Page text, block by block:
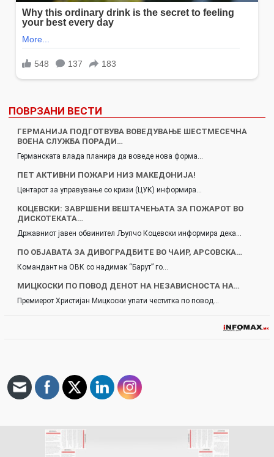
ПОВРЗАНИ ВЕСТИ
ГЕРМАНИЈА ПОДГОТВУВА ВОВЕДУВАЊЕ ШЕСТМЕСЕЧНА
ВОЕНА СЛУЖБА ПОРАДИ…
Германската влада планира да воведе нова форма…
ПЕТ АКТИВНИ ПОЖАРИ НИЗ МАКЕДОНИЈА!
Центарот за управување со кризи (ЦУК) информира…
КОЦЕВСКИ: ЗАВРШЕНИ ВЕШТАЧЕЊАТА ЗА ПОЖАРОТ ВО
ДИСКОТЕКАТА…
Државниот јавен обвинител Љупчо Коцевски информира дека…
ПО ОБЈАВАТА ЗА ДИВОГРАДБИТЕ ВО ЧАИР, АРСОВСКА…
Командант на ОВК со надимак “Барут” го…
МИЦКОСКИ ПО ПОВОД ДЕНОТ НА НЕЗАВИСНОСТА НА…
Премиерот Христијан Мицкоски упати честитка по повод…